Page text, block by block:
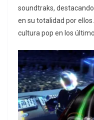
soundtraks,
en su totalidad por
cultura pop en los